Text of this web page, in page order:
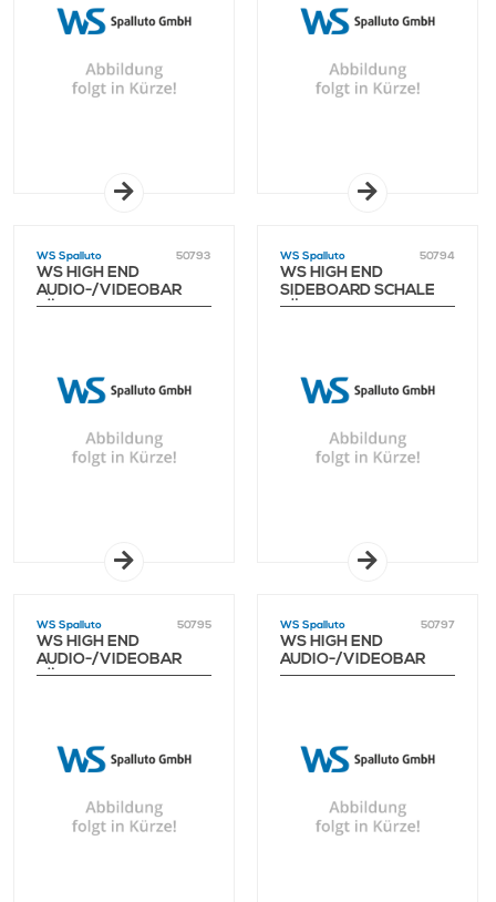
WS Spalluto 50793
WS HIGH END
AUDIO-/VIDEOBAR
LÄNGENANPASSUNG
WS Spalluto 50794
WS HIGH END
SIDEBOARD SCHALE
FÜR
WS Spalluto 50795
WS HIGH END
AUDIO-/VIDEOBAR
LÄNGENANPASSUNG
WS Spalluto 50797
WS HIGH END
AUDIO-/VIDEOBAR
SONDERFARBE RAL